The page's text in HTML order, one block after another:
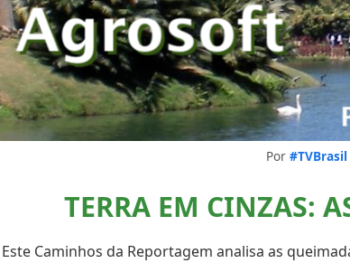
Por #TVBrasil
TERRA EM CINZAS:
Este Caminhos da Reportagem analisa as